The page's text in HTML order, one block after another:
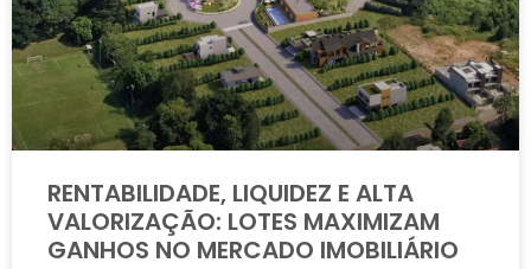
RENTABILIDADE, LIQUIDEZ E ALTA
VALORIZAÇÃO: LOTES MAXIMIZAM
GANHOS NO MERCADO IMOBILIÁRIO